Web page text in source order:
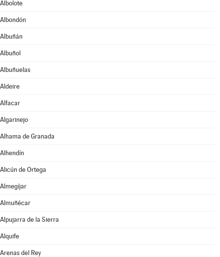
Albolote
Albondón
Albuñán
Albuñol
Albuñuelas
Aldeire
Alfacar
Algarinejo
Alhama de Granada
Alhendín
Alicún de Ortega
Almegíjar
Almuñécar
Alpujarra de la Sierra
Alquife
Arenas del Rey